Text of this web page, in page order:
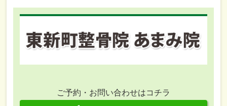
ご予約・お問い合わせはコチラ